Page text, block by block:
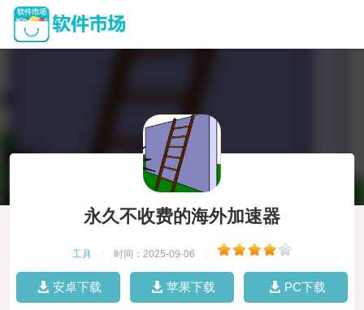
永久不收费的海外加速器
工具 时间：2025-09-06
安卓下载 苹果下载 PC下载